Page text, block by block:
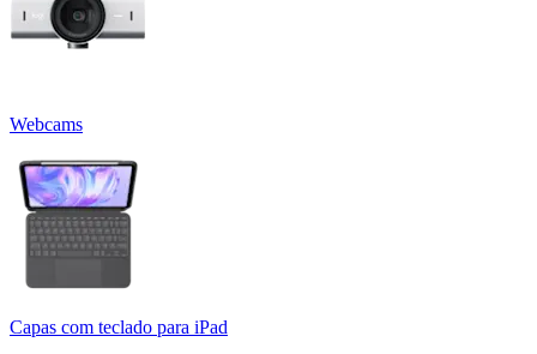
Webcams
Capas com teclado para iPad